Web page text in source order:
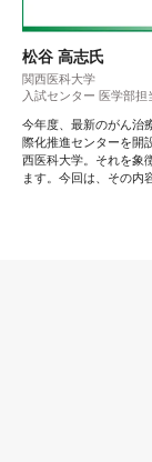
松谷 高志氏
関西医科大学
入試センター 医学部担
今年度、最新のがん治
際化推進センターを開
西医科大学。それを象
ます。今回は、その内